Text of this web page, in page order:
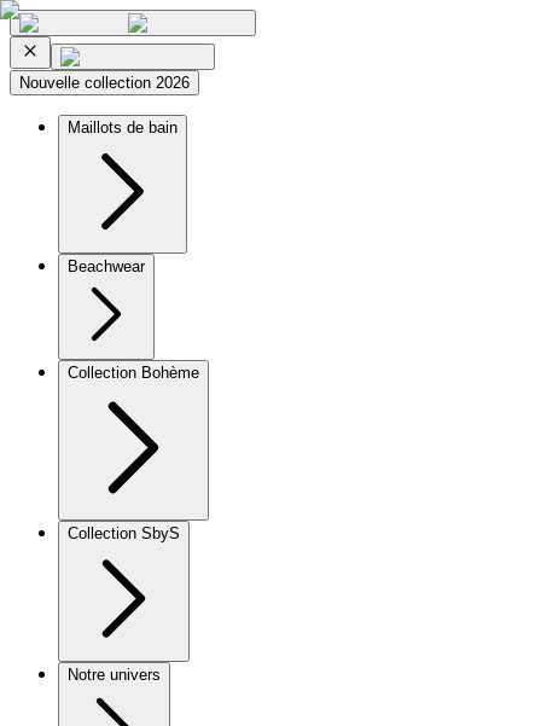
Nouvelle collection 2026
Maillots de bain
Beachwear
Collection Bohème
Collection SbyS
Notre univers